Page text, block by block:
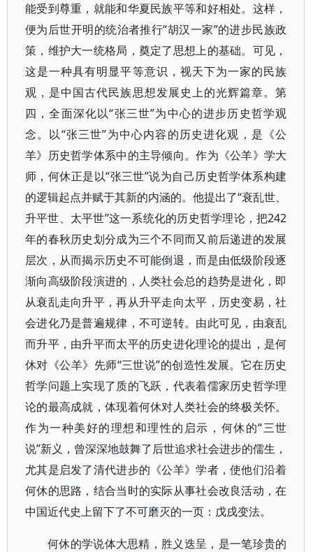
能受到尊重，就能和华夏民族平等和好相处。这样，
便为后世开明的统治者推行“胡汉一家”的进步民族政
策，维护大一统格局，奠定了思想上的基础。可见，
这是一种具有明显平等意识，视天下为一家的民族
观，是中国古代民族思想发展史上的光辉篇章。第
四，全面深化以“张三世”为中心的进步历史哲学观
念。以“张三世”为中心内容的历史进化观，是《公
羊》历史哲学体系中的主导倾向。作为《公羊》学大
师，何休正是以“张三世”说为自己历史哲学体系构建
的逻辑起点并赋于其新的内涵的。他提出了“衰乱世、
升平世、太平世”这一系统化的历史哲学理论，把242
年的春秋历史划分成为三个不同而又前后递进的发展
层次，从而揭示历史不可能倒退，而是由低级阶段逐
渐向高级阶段演进的，人类社会总的趋势是进化，即
从衰乱走向升平，再从升平走向太平，历史变易，社
会进化乃是普遍规律，不可逆转。由此可见，由衰乱
而升平，由升平而太平的历史进化理论的提出，是何
休对《公羊》先师“三世说”的创造性发展。它在历史
哲学问题上实现了质的飞跃，代表着儒家历史哲学理
论的最高成就，体现着何休对人类社会的终极关怀。
作为一种美好的理想和理性的启示，何休的“三世
说”新义，曾深深地鼓舞了后世追求社会进步的儒生，
尤其是启发了清代进步的《公羊》学者，使他们沿着
何休的思路，结合当时的实际从事社会改良活动，在
中国近代史上留下了不可磨灭的一页：戊戌变法。
何休的学说体大思精，胜义迭呈，是一笔珍贵的